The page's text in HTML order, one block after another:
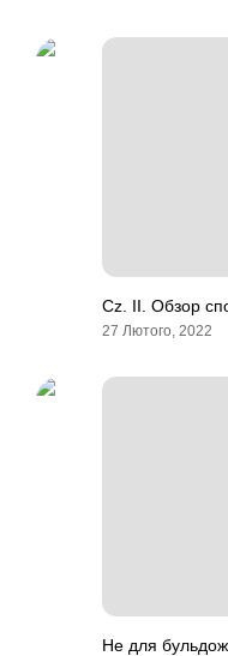
Cz. II. Обзор
27 Лютого, 2022
Не для